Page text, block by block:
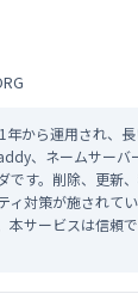
年から運用され、
、ネームサーバ
です。削除、更新
ィ対策が施されて
本サービスは信頼